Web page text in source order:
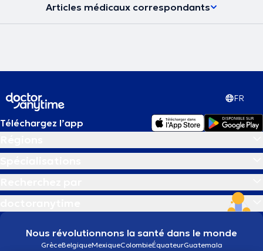
Articles médicaux correspondants
FR
Téléchargez l’app
Nous révolutionnons la santé dans le monde
GrèceBelgiqueMexiqueColombieÉquateurGuatemala